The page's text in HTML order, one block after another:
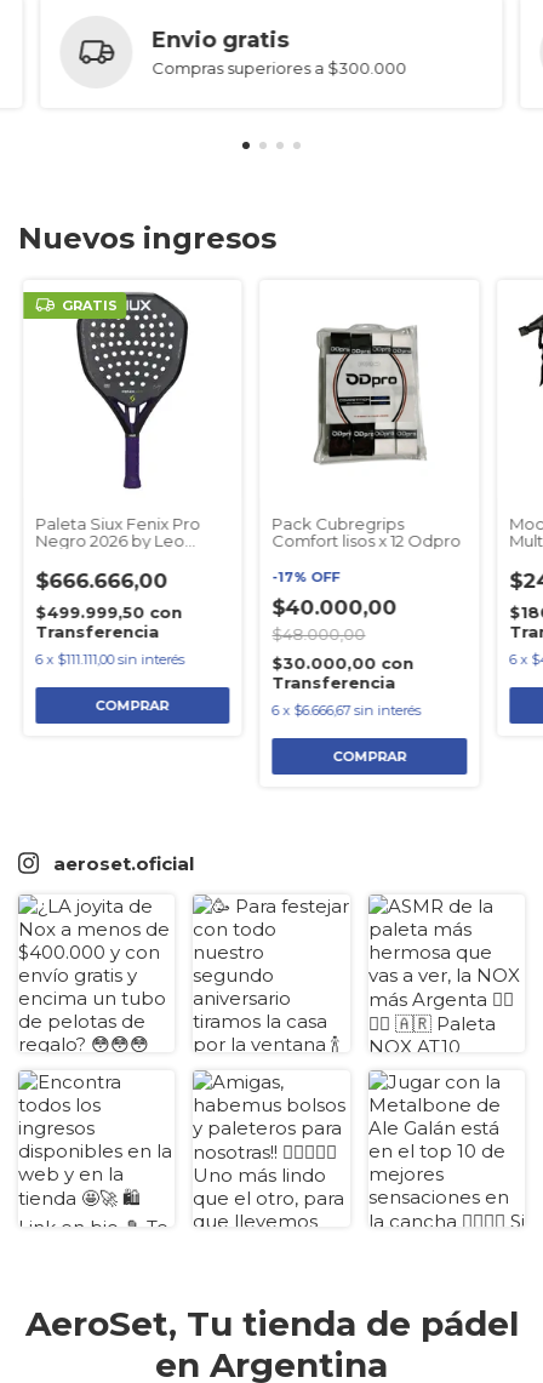
Envio gratis
Compras superiores a $300.000
Nuevos ingresos
GRATIS
Paleta Siux Fenix Pro
Negro 2026 by Leo
$666.666,00
$499.999,50 con
Transferencia
6 x $111.111,00 sin interés
Pack Cubregrips
Comfort lisos x 12 Odpro
-17% OFF
$40.000,00
$48.000,00
$30.000,00 con
Transferencia
6 x $6.666,67 sin interés
6 x
aeroset.oficial
AeroSet, Tu tienda de pádel
en Argentina